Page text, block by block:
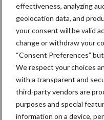
effectiveness, analyzing
geolocation data, and
your consent will be valid
change or withdraw your
“Consent Preferences”
We respect your choices
with a transparent and
third-party vendors are
purposes and special
information on a device,
Vakpartners
SieV